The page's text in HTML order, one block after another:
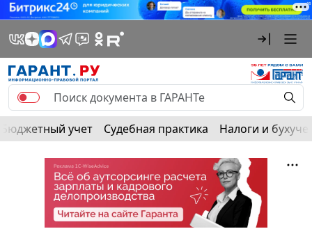
Бюджетный учет Судебная практика Налоги и